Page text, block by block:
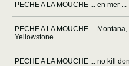
PECHE A LA MOUCHE ... en mer ...
PECHE A LA MOUCHE ...
Yellowstone
PECHE A LA MOUCHE ... no kill